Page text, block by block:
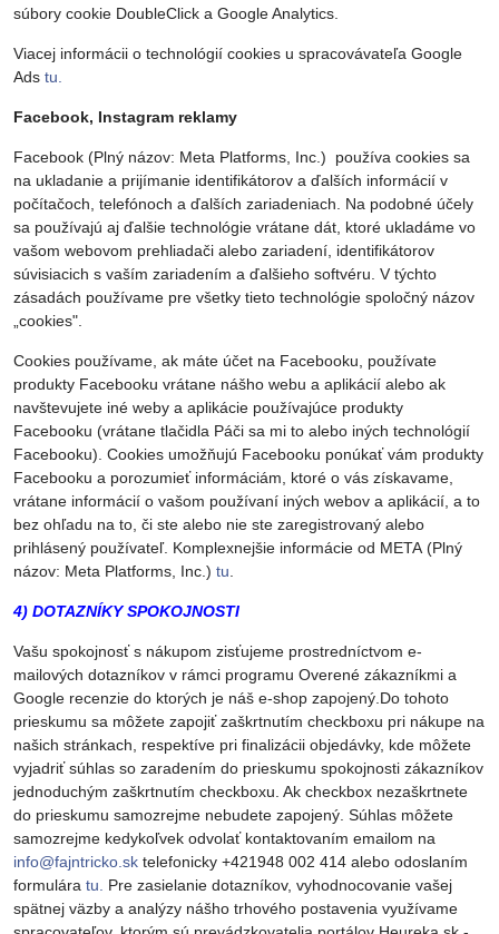
súbory cookie DoubleClick a Google Analytics.
Viacej informácii o technológií cookies u spracovávateľa Google
Ads tu.
Facebook, Instagram reklamy
Facebook (Plný názov: Meta Platforms, Inc.) používa cookies sa
na ukladanie a prijímanie identifikátorov a ďalších informácií v
počítačoch, telefónoch a ďalších zariadeniach. Na podobné účely
sa používajú aj ďalšie technológie vrátane dát, ktoré ukladáme vo
vašom webovom prehliadači alebo zariadení, identifikátorov
súvisiacich s vaším zariadením a ďalšieho softvéru. V týchto
zásadách používame pre všetky tieto technológie spoločný názov
„cookies".
Cookies používame, ak máte účet na Facebooku, používate
produkty Facebooku vrátane nášho webu a aplikácií alebo ak
navštevujete iné weby a aplikácie používajúce produkty
Facebooku (vrátane tlačidla Páči sa mi to alebo iných technológií
Facebooku). Cookies umožňujú Facebooku ponúkať vám produkty
Facebooku a porozumieť informáciám, ktoré o vás získavame,
vrátane informácií o vašom používaní iných webov a aplikácií, a to
bez ohľadu na to, či ste alebo nie ste zaregistrovaný alebo
prihlásený používateľ. Komplexnejšie informácie od META (Plný
názov: Meta Platforms, Inc.) tu
4) DOTAZNÍKY SPOKOJNOSTI
Vašu spokojnosť s nákupom zisťujeme prostredníctvom e-
mailových dotazníkov v rámci programu Overené zákazníkmi a
Google recenzie do ktorých je náš e-shop zapojený.Do tohoto
prieskumu sa môžete zapojiť zaškrtnutím checkboxu pri nákupe na
našich stránkach, respektíve pri finalizácii objedávky, kde môžete
vyjadriť súhlas so zaradením do prieskumu spokojnosti zákazníkov
jednoduchým zaškrtnutím checkboxu. Ak checkbox nezaškrtnete
do prieskumu samozrejme nebudete zapojený. Súhlas môžete
samozrejme kedykoľvek odvolať kontaktovaním emailom na
info@fajntricko.sk telefonicky +421948 002 414 alebo odoslaním
formulára tu.
Pre zasielanie dotazníkov, vyhodnocovanie vašej
spätnej väzby a analýzy nášho trhového postavenia využívame